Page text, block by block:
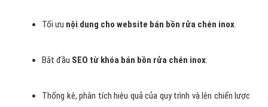
Tối ưu nội dung cho website bán bồn rửa chén inox.
Bắt đầu SEO từ khóa bán bồn rửa chén inox.
Thống kê, phân tích hiệu quả của quy trình và lên chiến lược